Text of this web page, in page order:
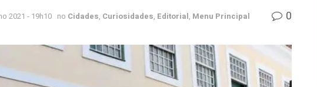
2021 - 19h10 no Cidades, Curiosidades, Editorial, Menu Principal 0